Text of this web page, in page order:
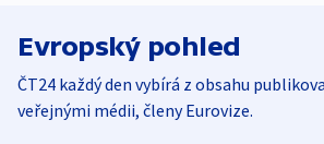
Evropský pohled
ČT24 každý den vybírá z obsahu
veřejnými médii, členy Eurovize.